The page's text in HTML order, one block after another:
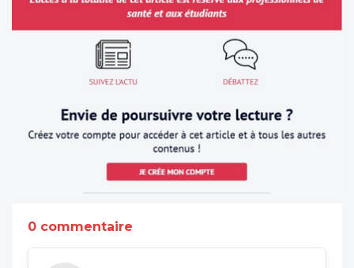
0 commentaire